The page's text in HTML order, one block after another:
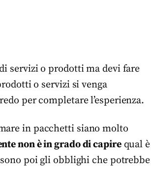
servizi o prodotti ma devi fare
o servizi si venga
per completare l’esperienza.
in pacchetti siano molto
non è in grado di capirequal è
poi gli obblighi che potrebbe